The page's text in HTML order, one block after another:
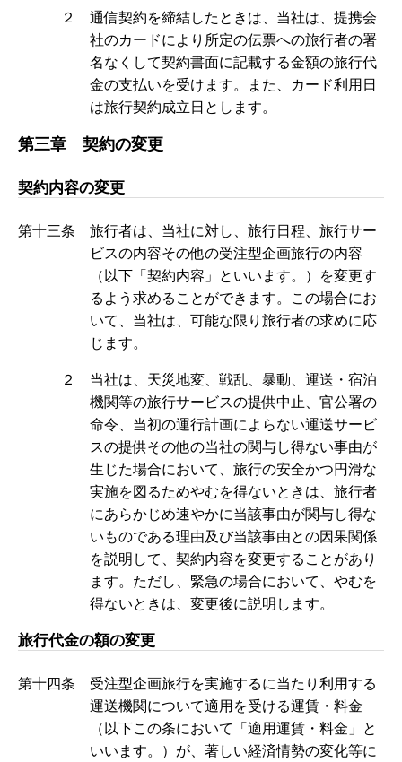
２ 通信契約を締結したときは、当社は、提携会
社のカードにより所定の伝票への旅行者の署
名なくして契約書面に記載する金額の旅行代
金の支払いを受けます。また、カード利用日
は旅行契約成立日とします。
第三章 契約の変更
契約内容の変更
第十三条 旅行者は、当社に対し、旅行日程、旅行サー
ビスの内容その他の受注型企画旅行の内容
（以下「契約内容」といいます。）を変更す
るよう求めることができます。この場合にお
いて、当社は、可能な限り旅行者の求めに応
じます。
２ 当社は、天災地変、戦乱、暴動、運送・宿泊
機関等の旅行サービスの提供中止、官公署の
命令、当初の運行計画によらない運送サービ
スの提供その他の当社の関与し得ない事由が
生じた場合において、旅行の安全かつ円滑な
実施を図るためやむを得ないときは、旅行者
にあらかじめ速やかに当該事由が関与し得な
いものである理由及び当該事由との因果関係
を説明して、契約内容を変更することがあり
ます。ただし、緊急の場合において、やむを
得ないときは、変更後に説明します。
旅行代金の額の変更
第十四条 受注型企画旅行を実施するに当たり利用する
運送機関について適用を受ける運賃・料金
（以下この条において「適用運賃・料金」と
いいます。）が、著しい経済情勢の変化等に